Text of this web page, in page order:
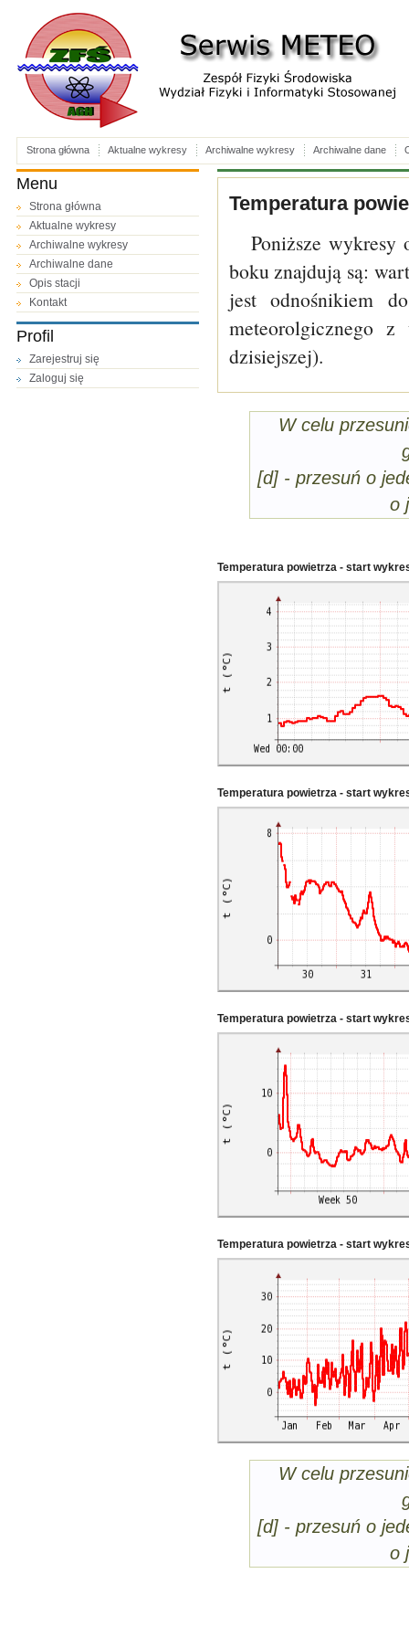
Strona główna Aktualne wykresy Archiwalne wykresy Archiwalne dane
Menu
Strona główna
Aktualne wykresy
Archiwalne wykresy
Archiwalne dane
Opis stacji
Kontakt
Profil
Zarejestruj się
Zaloguj się
Temperatura
Poniższe
boku znajdują są:
jest odnośnikiem
meteorolgicznego
dzisiejszej).
W celu
[d] - przesuń o
o
Temperatura powietrza - start
Temperatura powietrza - start
Temperatura powietrza - start
Temperatura powietrza - start
W celu
[d] - przesuń o
o